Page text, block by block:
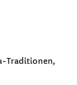
Traditionen,